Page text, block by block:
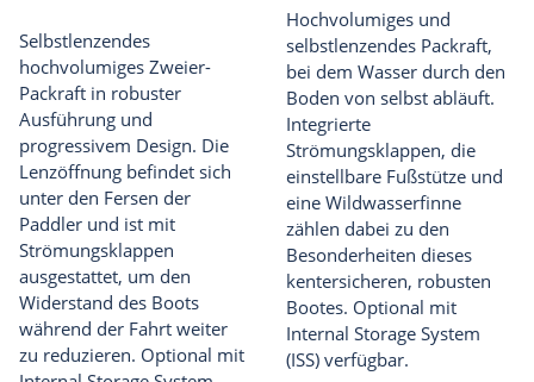
Selbstlenzendes
hochvolumiges Zweier-
Packraft in robuster
Ausführung und
progressivem Design. Die
Lenzöffnung befindet sich
unter den Fersen der
Paddler und ist mit
Strömungsklappen
ausgestattet, um den
Widerstand des Boots
während der Fahrt weiter
zu reduzieren. Optional mit
Hochvolumiges und
selbstlenzendes Packraft,
bei dem Wasser durch den
Boden von selbst abläuft.
Integrierte
Strömungsklappen, die
einstellbare Fußstütze und
eine Wildwasserfinne
zählen dabei zu den
Besonderheiten dieses
kentersicheren, robusten
Bootes. Optional mit
Internal Storage System
(ISS) verfügbar.